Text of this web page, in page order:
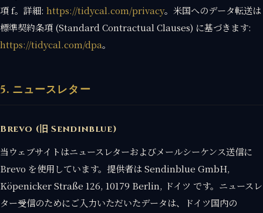
項 f。詳細: https://tidycal.com/privacy。米国へのデータ転送は
標準契約条項 (Standard Contractual Clauses) に基づきます:
https://tidycal.com/dpa。
5. ニュースレター
Brevo (旧 Sendinblue)
当ウェブサイトはニュースレターおよびメールシーケンス送信に
Brevo を使用しています。提供者は Sendinblue GmbH,
Köpenicker Straße 126, 10179 Berlin, ドイツ です。ニュースレ
ター受信のためにご入力いただいたデータは、ドイツ国内の